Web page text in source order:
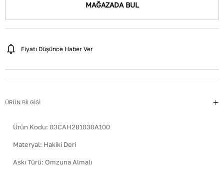
MAĞAZADA BUL
Fiyatı Düşünce Haber Ver
ÜRÜN BİLGİSİ
Ürün Kodu: 03CAH281030A100
Materyal: Hakiki Deri
Askı Türü: Omzuna Almalı